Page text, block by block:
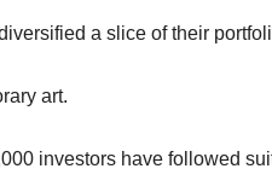
a slice of their
art.
investors have followed